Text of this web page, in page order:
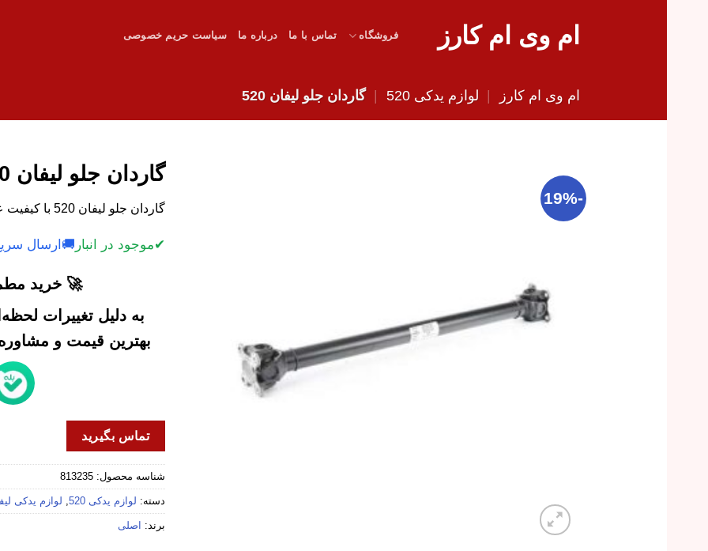
ام وی ام کارز فروشگاه تماس با ما درباره ما سیاست حریم خصوصی
ام وی ام کارز | لوازم یدکی 520 | گاردان جلو لیفان 520
-19%
گاردان جلو لیفان 520
گاردان جلو لیفان 520 با کیفیت عالی و قیمت مناسب.
✔موجود در انبار 🚚 ارسال
🚀 خرید
به دلیل تغییرات
بهترین قیمت و
تماس بگیرید
شناسه محصول: 813235
دسته: لوازم یدکی 520 لوازم یدکی
برند: اصلی